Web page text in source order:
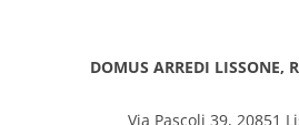
DOMUS ARREDI LISSONE,
Via Pascoli 39, 20851